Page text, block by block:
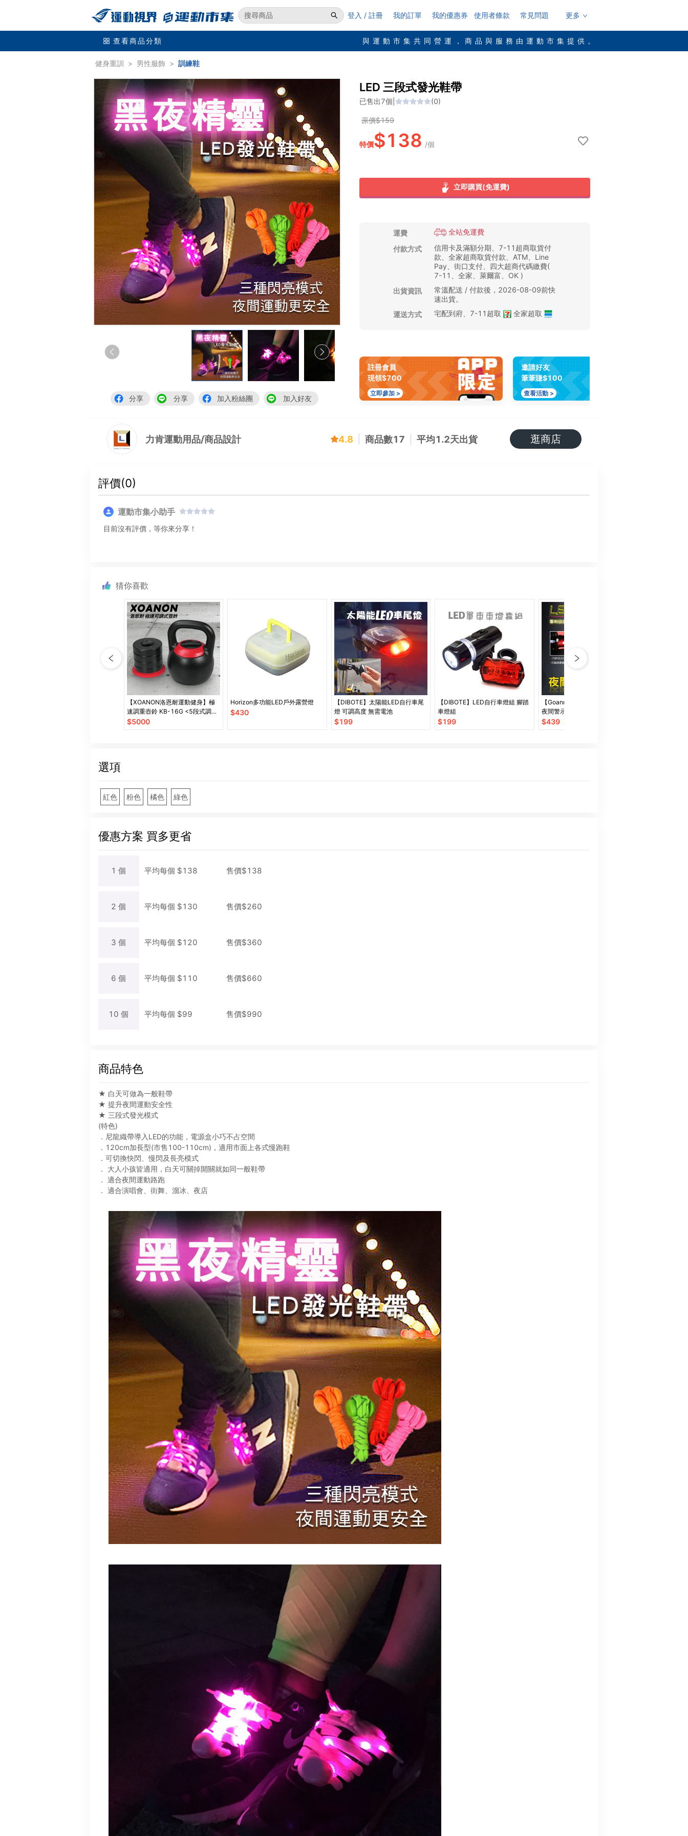
登入 / 註冊 我的訂單 我的優惠券 使用者條款 常見問題 更多
查看商品分類 與運動市集共同營運，商品與服務由運動市集提供。
健身重訓 > 男性服飾 > 訓練鞋
分享 分享 加入粉絲團 加入好友
LED 三段式發光鞋帶
已售出7個 (0)
原價$159
特價$138 /個
立即購買(免運費)
運費
全站免運費
付款方式
信用卡及滿額分期、7-11超商取貨付
款、全家超商取貨付款、ATM、Line
Pay、街口支付、四大超商代碼繳費(
7-11、全家、萊爾富、OK )
出貨資訊
常溫配送 / 付款後，2026-08-09前快
速出貨。
運送方式
宅配到府、 7-11超取 全家超取
註冊會員
現領$700
立即參加 >
邀請好友
筆筆賺$100
查看活動 >
力肯運動用品/商品設計 4.8 商品數17 平均1.2天出貨 逛商店
評價(0)
運動市集小助手
目前沒有評價，等你來分享！
猜你喜歡
【XOANON洛恩耐運動健身】極
速調重壺鈴 KB-16G <5段式調重
8-16kg> 可調式壺鈴16公斤
$5000
Horizon多功能LED戶外露營燈
$430
【DIBOTE】太陽能LED自行車尾
燈 可調高度 無需電池
$199
【DIBOTE】LED自行車燈組 腳踏
車燈組
$199
【Goannar】LED 運動水壺腰包
夜間警示
$439
選項
紅色 粉色 橘色 綠色
優惠方案 買多更省
1 個 平均每個 $138 售價$138
2 個 平均每個 $130 售價$260
3 個 平均每個 $120 售價$360
6 個 平均每個 $110 售價$660
10 個 平均每個 $99 售價$990
商品特色
★ 白天可做為一般鞋帶
★ 提升夜間運動安全性
★ 三段式發光模式
(特色)
．尼龍織帶導入LED的功能，電源盒小巧不占空間
．120cm加長型(市售100-110cm)，適用市面上各式慢跑鞋
．可切換快閃、慢閃及長亮模式
． 大人小孩皆適用，白天可關掉開關就如同一般鞋帶
． 適合夜間運動路跑